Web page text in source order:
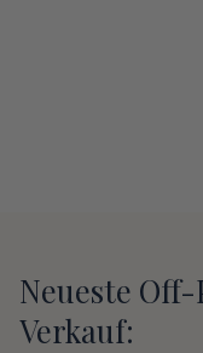
Neueste
Verkauf: